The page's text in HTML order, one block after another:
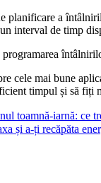
planificare a
interval de timp
cele mai bune
timpul și să
toamnă-iarnă: ce
și a-ți recăpăta